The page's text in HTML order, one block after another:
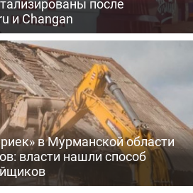
после
и Changan
в Мурманской области
власти нашли способ